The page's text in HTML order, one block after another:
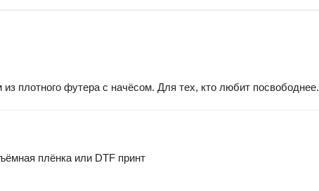
плотного футера с начёсом. Для тех, кто любит посвободнее.
плёнка или DTF принт